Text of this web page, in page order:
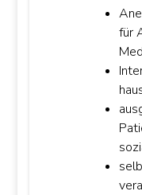
für